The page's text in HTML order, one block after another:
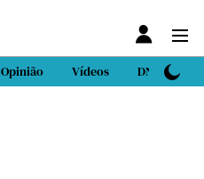
Opinião Vídeos DN Sport